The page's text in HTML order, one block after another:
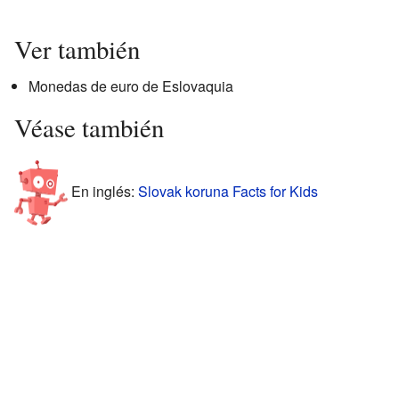
Ver también
Monedas de euro de Eslovaquia
Véase también
En inglés: Slovak koruna Facts for Kids